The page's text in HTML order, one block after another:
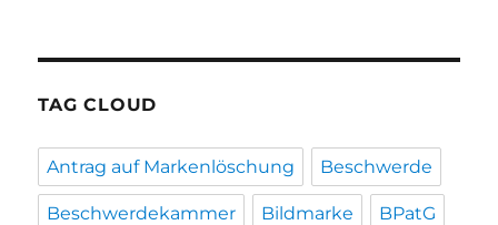
TAG CLOUD
Antrag auf Markenlöschung Beschwerde
Beschwerdekammer Bildmarke BPatG